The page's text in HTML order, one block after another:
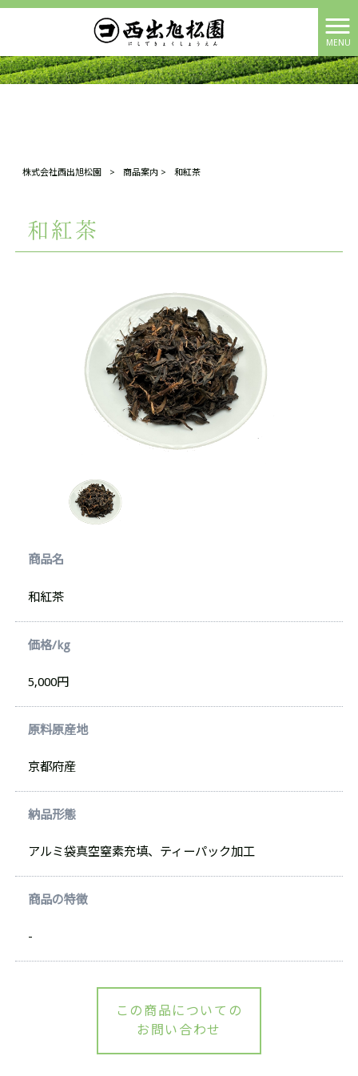
MENU
株式会社西出旭松園 > 商品案内 > 和紅茶
和紅茶
商品名
和紅茶
価格/kg
5,000円
原料原産地
京都府産
納品形態
アルミ袋真空窒素充填、ティーパック加工
商品の特徴
-
この商品についての
お問い合わせ